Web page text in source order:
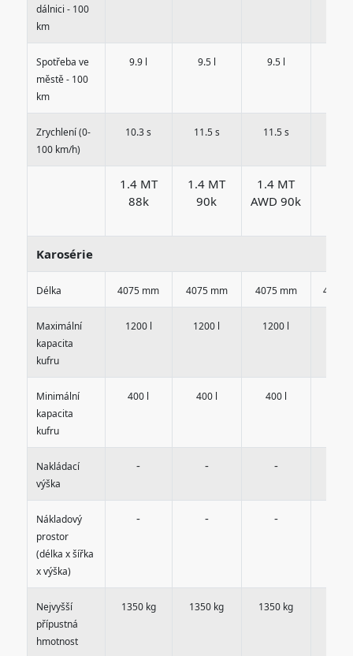
dálnici - 100
km
Spotřeba ve
městě - 100
km
9.9 l 9.5 l 9.5 l
Zrychlení (0-
100 km/h)
10.3 s 11.5 s 11.5 s
1.4 MT
88k
1.4 MT
90k
1.4 MT
AWD 90k
Karosérie
Délka 4075 mm 4075 mm 4075 mm 4075
Maximální
kapacita
kufru
1200 l 1200 l 1200 l
Minimální
kapacita
kufru
400 l 400 l 400 l
Nakládací
výška
- - -
Nákladový
prostor
(délka x šířka
x výška)
- - -
Nejvyšší
přípustná
hmotnost
1350 kg 1350 kg 1350 kg